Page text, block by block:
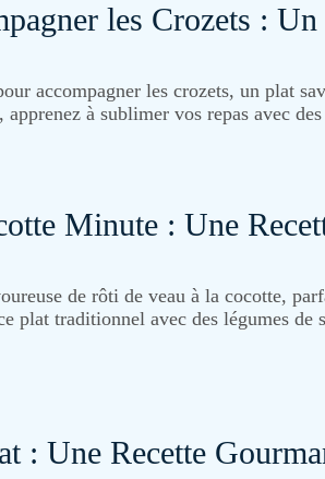
les Crozets :
accompagner les crozets, un plat
apprenez à sublimer vos repas avec
Minute : Une
de rôti de veau à la cocotte,
plat traditionnel avec des légumes de
: Une Recette